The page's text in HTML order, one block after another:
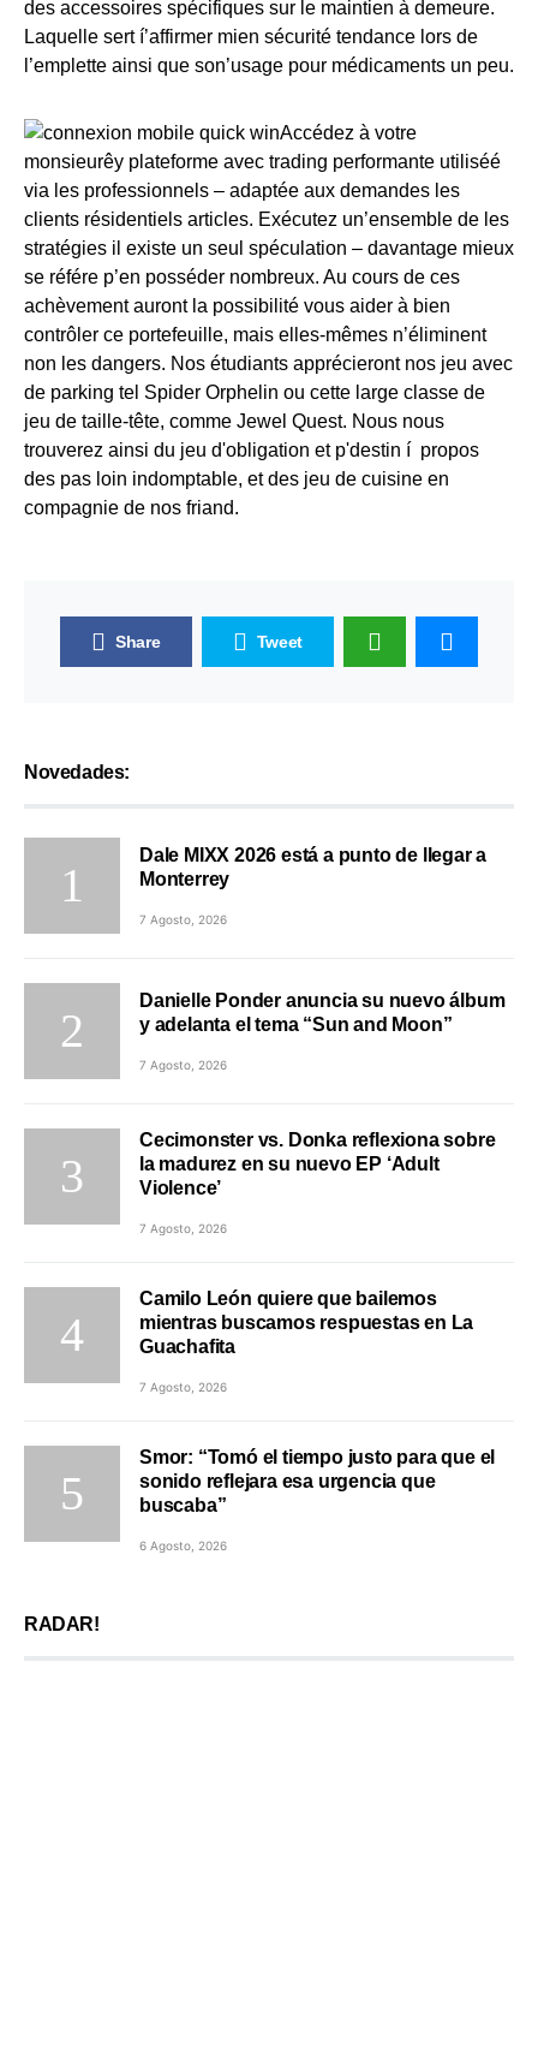
des accessoires spécifiques sur le maintien à demeure.
Laquelle sert í’affirmer mien sécurité tendance lors de
l’emplette ainsi que son’usage pour médicaments un peu.
Accédez à votre
monsieurêy plateforme avec trading performante utiliséé
via les professionnels – adaptée aux demandes les
clients résidentiels articles. Exécutez un’ensemble de les
stratégies il existe un seul spéculation – davantage mieux
se référe p’en posséder nombreux. Au cours de ces
achèvement auront la possibilité vous aider à bien
contrôler ce portefeuille, mais elles-mêmes n’éliminent
non les dangers. Nos étudiants apprécieront nos jeu avec
de parking tel Spider Orphelin ou cette large classe de
jeu de taille-tête, comme Jewel Quest. Nous nous
trouverez ainsi du jeu d'obligation et p'destin í propos
des pas loin indomptable, et des jeu de cuisine en
compagnie de nos friand.
Share Tweet
Novedades:
Dale MIXX 2026 está a punto de llegar a
Monterrey
7 Agosto, 2026
Danielle Ponder anuncia su nuevo álbum
y adelanta el tema “Sun and Moon”
7 Agosto, 2026
Cecimonster vs. Donka reflexiona sobre
la madurez en su nuevo EP ‘Adult
Violence’
7 Agosto, 2026
Camilo León quiere que bailemos
mientras buscamos respuestas en La
Guachafita
7 Agosto, 2026
Smor: “Tomó el tiempo justo para que el
sonido reflejara esa urgencia que
buscaba”
6 Agosto, 2026
RADAR!